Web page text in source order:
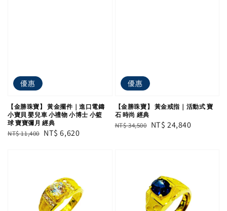
優惠
【金勝珠寶】 黃金擺件｜進口電鑄
小寶貝 嬰兒車 小禮物 小博士 小籃
球 寶寶彌月 經典
Regular
NT$ 11,400 Sale
NT$ 6,620
優惠
【金勝珠寶】 黃金戒指｜活動式 寶
石 時尚 經典
Regular
NT$ 34,500 Sale
NT$ 24,840